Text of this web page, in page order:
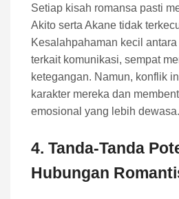
Setiap kisah romansa pasti
Akito serta Akane tidak
Kesalahpahaman kecil
terkait komunikasi, sempat
ketegangan. Namun, konflik
karakter mereka dan
emosional yang lebih dewasa.
4. Tanda-Tanda
Hubungan